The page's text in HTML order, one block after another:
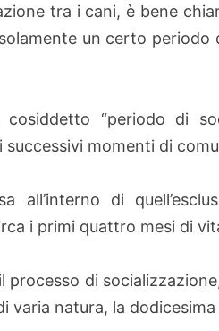
tra i cani, è bene
un certo periodo
“periodo di
momenti di
all’interno di
i primi quattro mesi di
processo di
varia natura, la